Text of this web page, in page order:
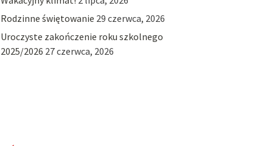
Rodzinne świętowanie 29 czerwca, 2026
Uroczyste zakończenie roku szkolnego
2025/2026 27 czerwca, 2026